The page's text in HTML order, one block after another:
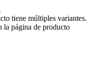
tiene múltiples variantes.
la página de producto